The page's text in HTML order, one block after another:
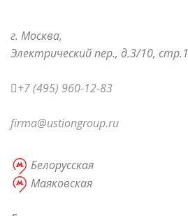
г. Москва,
Электрический пер., д.3/10, стр.1
+7 (495) 960-12-83
firma@ustiongroup.ru
Белорусская
Маяковская